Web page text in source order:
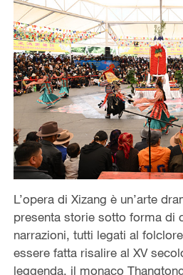
L’opera di Xizang è un’arte
presenta storie sotto forma di
narrazioni, tutti legati al
essere fatta risalire al XV
leggenda, il monaco